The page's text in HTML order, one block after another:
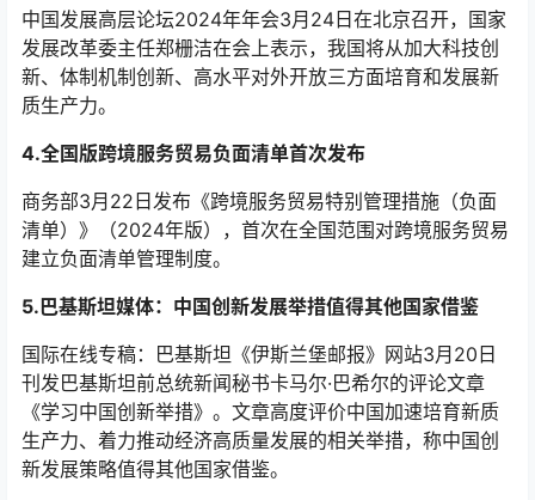
中国发展高层论坛2024年年会3月24日在北京召开，国家
发展改革委主任郑栅洁在会上表示，我国将从加大科技创
新、体制机制创新、高水平对外开放三方面培育和发展新
质生产力。
4.全国版跨境服务贸易负面清单首次发布
商务部3月22日发布《跨境服务贸易特别管理措施（负面
清单）》（2024年版），首次在全国范围对跨境服务贸易
建立负面清单管理制度。
5.巴基斯坦媒体：中国创新发展举措值得其他国家借鉴
国际在线专稿：巴基斯坦《伊斯兰堡邮报》网站3月20日
刊发巴基斯坦前总统新闻秘书卡马尔·巴希尔的评论文章
《学习中国创新举措》。文章高度评价中国加速培育新质
生产力、着力推动经济高质量发展的相关举措，称中国创
新发展策略值得其他国家借鉴。